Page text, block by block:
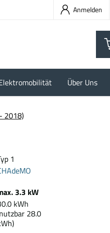
Anmelden
Über Uns
2018)
1
3.3 kW
kWh
28.0